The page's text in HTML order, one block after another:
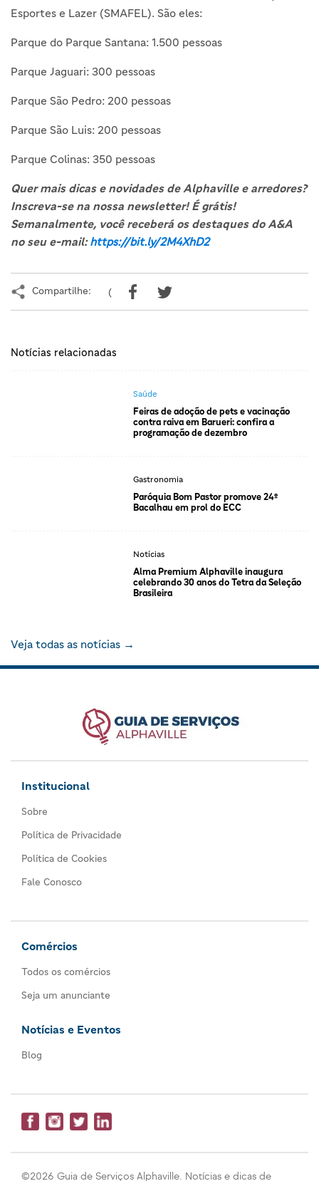
Esportes e Lazer (SMAFEL). São eles:
Parque do Parque Santana: 1.500 pessoas
Parque Jaguari: 300 pessoas
Parque São Pedro: 200 pessoas
Parque São Luis: 200 pessoas
Parque Colinas: 350 pessoas
Quer mais dicas e novidades de Alphaville e arredores?
Inscreva-se na nossa newsletter! É grátis!
Semanalmente, você receberá os destaques do A&A
no seu e-mail:https://bit.ly/2M4XhD2
Compartilhe: (
Notícias relacionadas
Saúde
Feiras de adoção de pets e vacinação
contra raiva em Barueri: confira a
programação de dezembro
Gastronomia
Paróquia Bom Pastor promove 24º
Bacalhau em prol do ECC
Notícias
Alma Premium Alphaville inaugura
celebrando 30 anos do Tetra da Seleção
Brasileira
Veja todas as notícias →
Institucional
Sobre
Política de Privacidade
Política de Cookies
Fale Conosco
Comércios
Todos os comércios
Seja um anunciante
Notícias e Eventos
Blog
©2026 Guia de Serviços Alphaville. Notícias e dicas de